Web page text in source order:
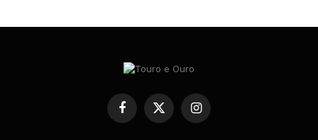
Facebook
X
(Twitter)
Instagram